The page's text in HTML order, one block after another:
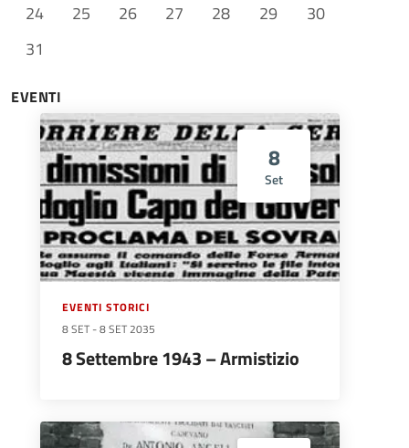
24
25 26 27 28 29
30
31
EVENTI
8
Set
EVENTI STORICI
8 SET -8 SET 2035
8 Settembre 1943 – Armistizio